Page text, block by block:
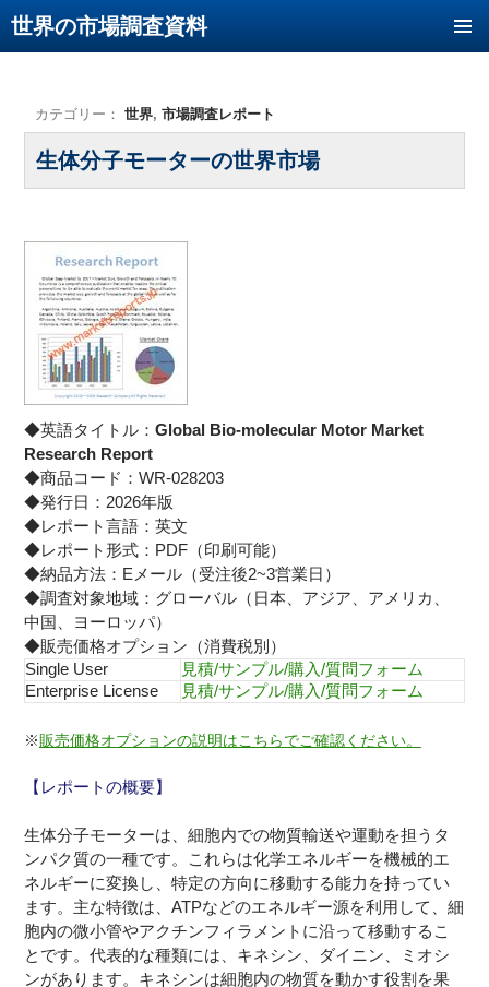
世界の市場調査資料
カテゴリー： 世界, 市場調査レポート
生体分子モーターの世界市場
◆英語タイトル： Global Bio-molecular Motor Market
Research Report
◆商品コード：WR-028203
◆発行日：2026年版
◆レポート言語：英文
◆レポート形式：PDF（印刷可能）
◆納品方法：Eメール（受注後2~3営業日）
◆調査対象地域：グローバル（日本、アジア、アメリカ、
中国、ヨーロッパ）
◆販売価格オプション（消費税別）
Single User
見積/サンプル/購入/質問フォーム
Enterprise License
見積/サンプル/購入/質問フォーム
※販売価格オプションの説明はこちらでご確認ください。
【レポートの概要】
生体分子モーターは、細胞内での物質輸送や運動を担うタ
ンパク質の一種です。これらは化学エネルギーを機械的エ
ネルギーに変換し、特定の方向に移動する能力を持ってい
ます。主な特徴は、ATPなどのエネルギー源を利用して、細
胞内の微小管やアクチンフィラメントに沿って移動するこ
とです。代表的な種類には、キネシン、ダイニン、ミオシ
ンがあります。キネシンは細胞内の物質を動かす役割を果